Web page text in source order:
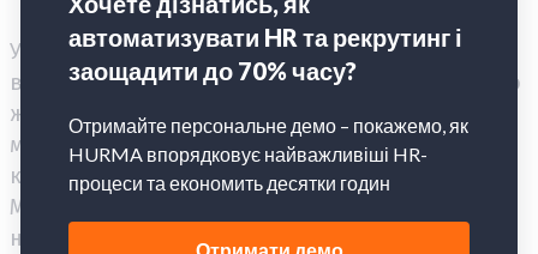
У персоналу не повинно зароджуватися
відчуття, що вони ніби-то випадають з офісного
життя і корпоративних свят. Подумайте, як ви
можете відтворити цю атмосферу і об'єднати
колектив після його повернення в офіс.
Можливо, варто запланувати тімбілдинги або
невеликий корпоратив.